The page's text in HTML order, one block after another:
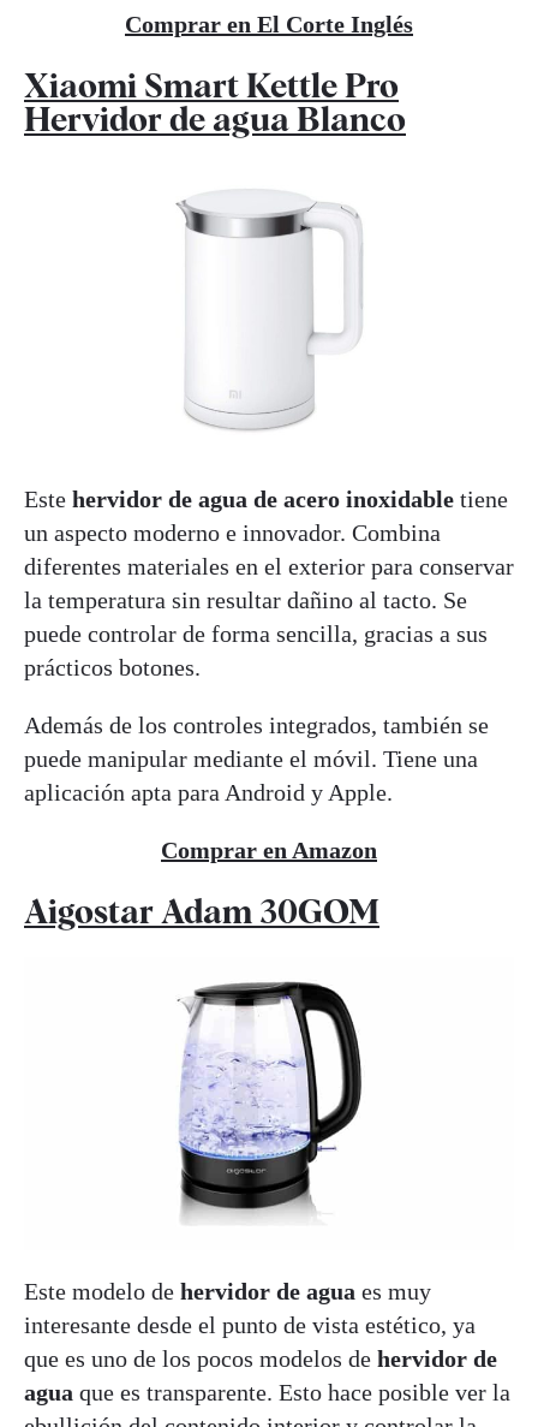
Comprar en El Corte Inglés
Xiaomi Smart Kettle Pro
Hervidor de agua Blanco
Este hervidor de agua de acero inoxidable tiene
un aspecto moderno e innovador. Combina
diferentes materiales en el exterior para conservar
la temperatura sin resultar dañino al tacto. Se
puede controlar de forma sencilla, gracias a sus
prácticos botones.
Además de los controles integrados, también se
puede manipular mediante el móvil. Tiene una
aplicación apta para Android y Apple.
Comprar en Amazon
Aigostar Adam 30GOM
Este modelo de hervidor de agua es muy
interesante desde el punto de vista estético, ya
que es uno de los pocos modelos de hervidor de
agua que es transparente. Esto hace posible ver la